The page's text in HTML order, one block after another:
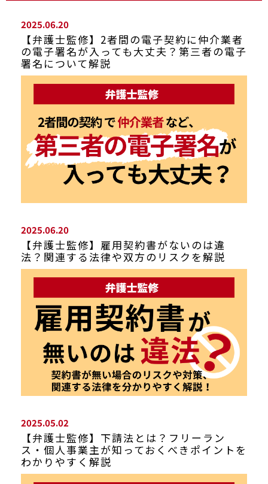
2025.06.20
【弁護士監修】2者間の電子契約に仲介業者
の電子署名が入っても大丈夫？第三者の電子
署名について解説
2025.06.20
【弁護士監修】雇用契約書がないのは違
法？関連する法律や双方のリスクを解説
2025.05.02
【弁護士監修】下請法とは？フリーラン
ス・個人事業主が知っておくべきポイントを
わかりやすく解説